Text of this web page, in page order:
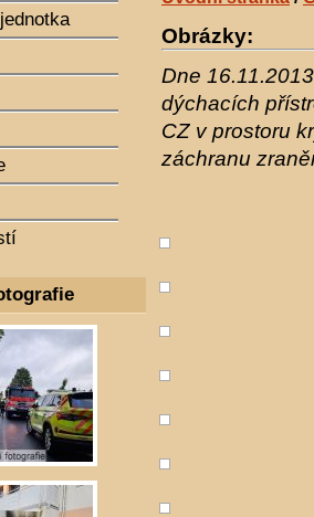
Obrázky:
Dne
dýchacích
CZ v prostoru
záchranu